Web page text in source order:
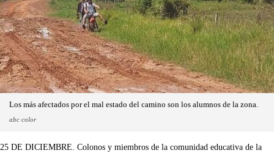
Los más afectados por el mal estado del camino son los alumnos de la zona.
abc color
25 DE DICIEMBRE. Colonos y miembros de la comunidad educativa de la